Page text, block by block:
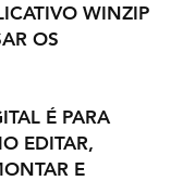
WINZIP
OS
É PARA
EDITAR,
E